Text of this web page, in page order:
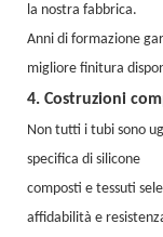
la nostra fabbrica.
Anni di formazione
migliore finitura
4. Costruzioni
Non tutti i tubi sono
specifica di silicone
composti e tessuti
affidabilità e